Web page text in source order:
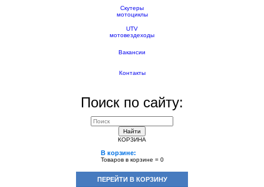
Скутеры
мотоциклы
UTV
мотовездеходы
Вакансии
Контакты
Поиск по сайту:
Найти
КОРЗИНА
В корзине:
Товаров в корзине = 0
ПЕРЕЙТИ В КОРЗИНУ